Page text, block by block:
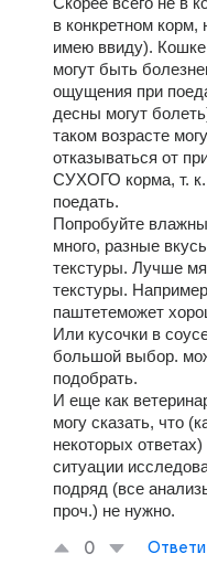
в конкретном корм,
имею ввиду). Кошке
могут быть
ощущения при
десны могут
таком возрасте
отказываться от
СУХОГО корма, т. к.
поедать.
Попробуйте
много, разные
текстуры. Лучше
текстуры.
паштетеможет
Или кусочки в
большой выбор.
подобрать.
И еще как
могу сказать, что
некоторых ответах)
ситуации
подряд (все
проч.) не нужно.
0